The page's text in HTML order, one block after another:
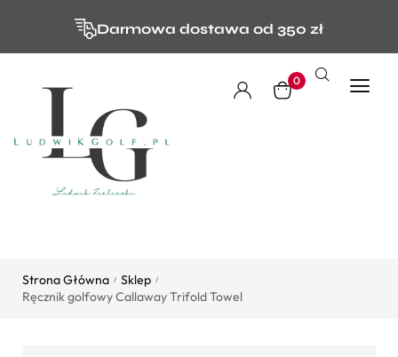
Darmowa dostawa od 350 zł
0
Strona Główna / Sklep /
Ręcznik golfowy Callaway Trifold Towel